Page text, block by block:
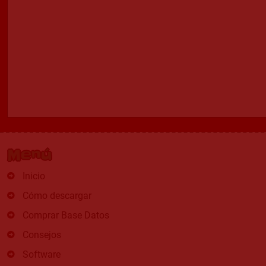
Menú
Inicio
Cómo descargar
Comprar Base Datos
Consejos
Software